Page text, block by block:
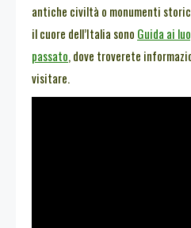
antiche civiltà o monumenti
il cuore dell’Italia sono Guida ai
passato, dove troverete
visitare.